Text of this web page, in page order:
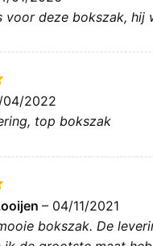
voor deze bokszak, hij
04/2022
top bokszak
– 04/11/2021
bokszak. De